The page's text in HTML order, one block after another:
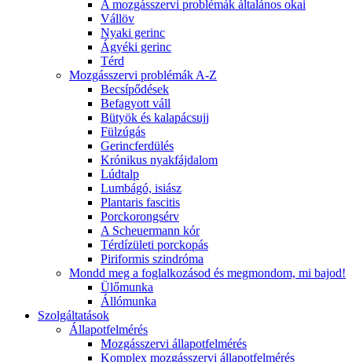
A mozgásszervi problémák általános okai
Vállöv
Nyaki gerinc
Ágyéki gerinc
Térd
Mozgásszervi problémák A-Z
Becsípődések
Befagyott váll
Bütyök és kalapácsujj
Fülzúgás
Gerincferdülés
Krónikus nyakfájdalom
Lúdtalp
Lumbágó, isiász
Plantaris fascitis
Porckorongsérv
A Scheuermann kór
Térdízületi porckopás
Piriformis szindróma
Mondd meg a foglalkozásod és megmondom, mi bajod!
Ülőmunka
Állómunka
Szolgáltatások
Állapotfelmérés
Mozgásszervi állapotfelmérés
Komplex mozgásszervi állapotfelmérés